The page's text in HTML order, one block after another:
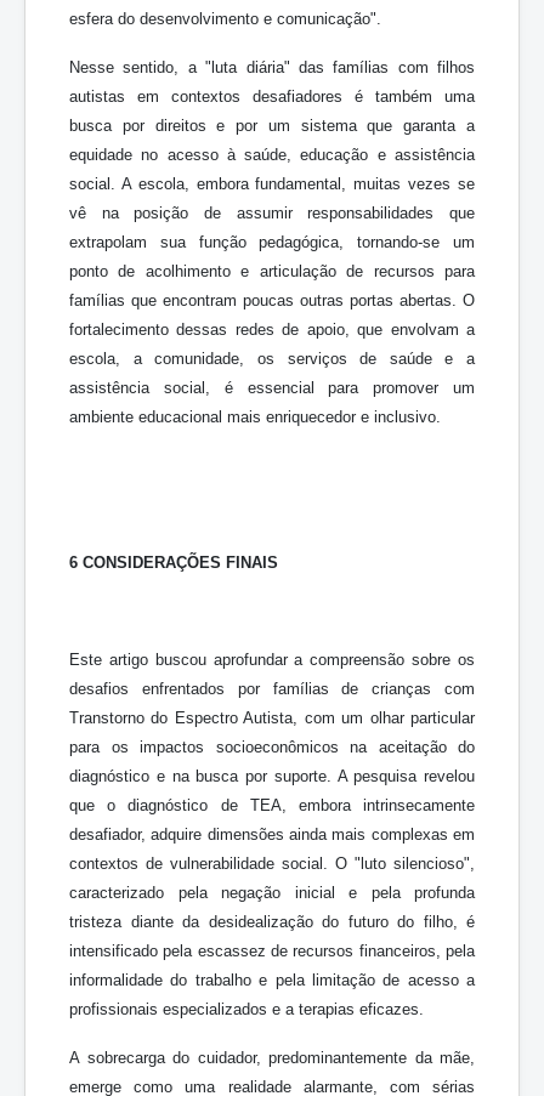
esfera do desenvolvimento e comunicação".
Nesse sentido, a "luta diária" das famílias com filhos
autistas em contextos desafiadores é também uma
busca por direitos e por um sistema que garanta a
equidade no acesso à saúde, educação e assistência
social. A escola, embora fundamental, muitas vezes se
vê na posição de assumir responsabilidades que
extrapolam sua função pedagógica, tornando-se um
ponto de acolhimento e articulação de recursos para
famílias que encontram poucas outras portas abertas. O
fortalecimento dessas redes de apoio, que envolvam a
escola, a comunidade, os serviços de saúde e a
assistência social, é essencial para promover um
ambiente educacional mais enriquecedor e inclusivo.
6 CONSIDERAÇÕES FINAIS
Este artigo buscou aprofundar a compreensão sobre os
desafios enfrentados por famílias de crianças com
Transtorno do Espectro Autista, com um olhar particular
para os impactos socioeconômicos na aceitação do
diagnóstico e na busca por suporte. A pesquisa revelou
que o diagnóstico de TEA, embora intrinsecamente
desafiador, adquire dimensões ainda mais complexas em
contextos de vulnerabilidade social. O "luto silencioso",
caracterizado pela negação inicial e pela profunda
tristeza diante da desidealização do futuro do filho, é
intensificado pela escassez de recursos financeiros, pela
informalidade do trabalho e pela limitação de acesso a
profissionais especializados e a terapias eficazes.
A sobrecarga do cuidador, predominantemente da mãe,
emerge como uma realidade alarmante, com sérias